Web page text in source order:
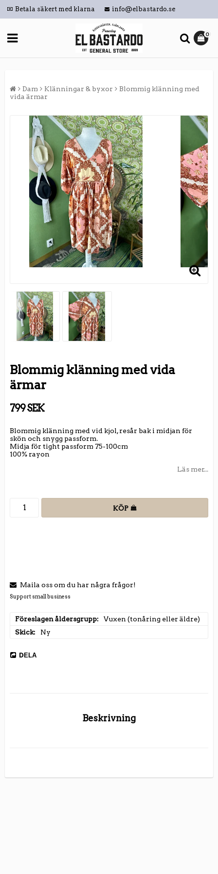
Betala säkert med klarna info@elbastardo.se
0
Dam Klänningar & byxor
Blommig klänning med
vida ärmar
Blommig klänning med vida
ärmar
799 SEK
Blommig klänning med vid kjol, resår bak i midjan för
skön och snygg passform.
Midja för tight passform 75-100cm
100% rayon
Läs mer...
KÖP
Maila oss om du har några frågor!
Support small business
Föreslagen åldersgrupp
Vuxen (tonåring eller äldre)
Skick
Ny
DELA
Beskrivning